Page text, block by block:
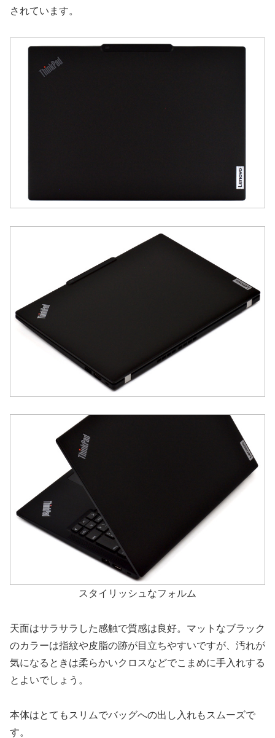
されています。
スタイリッシュなフォルム
天面はサラサラした感触で質感は良好。マットなブラック
のカラーは指紋や皮脂の跡が目立ちやすいですが、汚れが
気になるときは柔らかいクロスなどでこまめに手入れする
とよいでしょう。
本体はとてもスリムでバッグへの出し入れもスムーズで
す。